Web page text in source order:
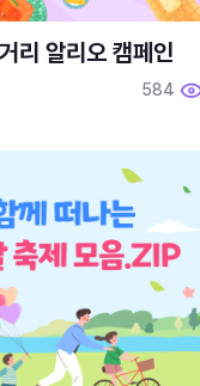
리 알리오 캠페인
584